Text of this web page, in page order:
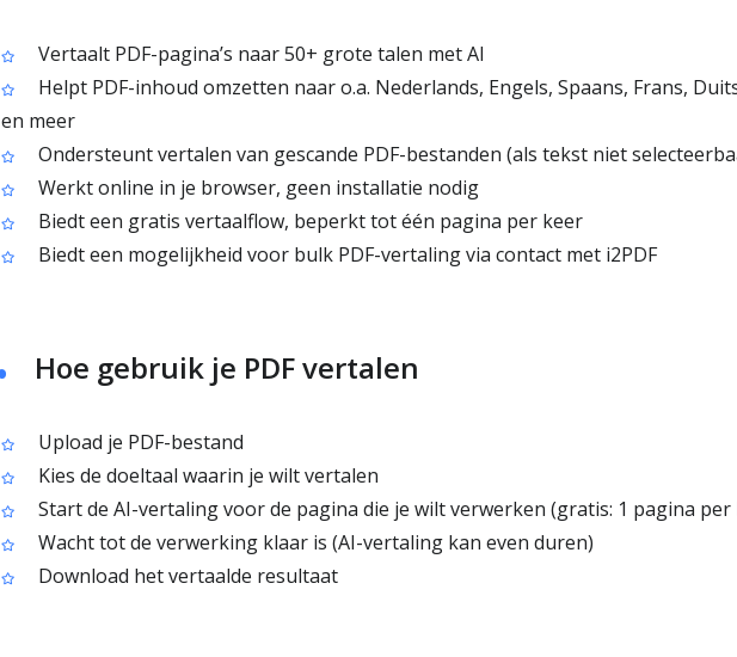
Vertaalt PDF-pagina’s naar 50+ grote talen met AI
Helpt PDF-inhoud omzetten naar o.a. Nederlands, Engels, Spaans, Frans,
en meer
Ondersteunt vertalen van gescande PDF-bestanden (als tekst niet
Werkt online in je browser, geen installatie nodig
Biedt een gratis vertaalflow, beperkt tot één pagina per keer
Biedt een mogelijkheid voor bulk PDF-vertaling via contact met i2PDF
Hoe gebruik je PDF vertalen
Upload je PDF-bestand
Kies de doeltaal waarin je wilt vertalen
Start de AI-vertaling voor de pagina die je wilt verwerken (gratis: 1 pagina per
Wacht tot de verwerking klaar is (AI-vertaling kan even duren)
Download het vertaalde resultaat